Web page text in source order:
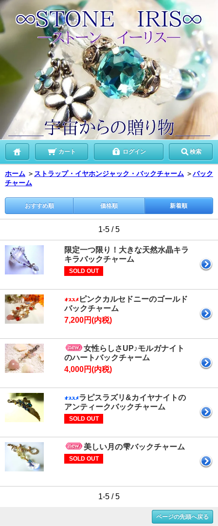
カート ログイン 検索
ホーム ＞ ストラップ・イヤホンジャック・バックチャーム ＞バック
チャーム
おすすめ順 価格順 新着順
1-5 / 5
限定一つ限り！大きな天然水晶キラ
キラバックチャーム
SOLD OUT
ピンクカルセドニーのゴールド
バックチャーム
7,200円(内税)
女性らしさUP♪モルガナイト
のハートバックチャーム
4,000円(内税)
ラピスラズリ&カイヤナイトの
アンティークバックチャーム
SOLD OUT
美しい月の雫バックチャーム
SOLD OUT
1-5 / 5
ページの先頭へ戻る